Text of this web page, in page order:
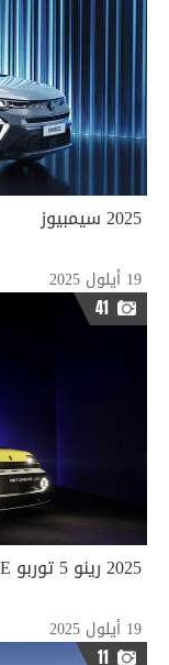
2025 سيمبيوز
19 أيلول 2025
41
2025 رينو 5 توربو 3E
19 أيلول 2025
11